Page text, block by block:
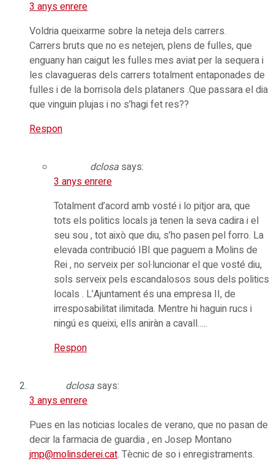
3 anys enrere
Voldria queixarme sobre la neteja dels carrers.
Carrers bruts que no es netejen, plens de fulles, que
enguany han caigut les fulles mes aviat per la sequera i
les clavagueras dels carrers totalment entaponades de
fulles i de la borrisola dels plataners .Que passara el dia
que vinguin plujas i no s’hagi fet res??
Respon
dclosa says:
3 anys enrere
Totalment d’acord amb vosté i lo pitjor ara, que
tots els politics locals ja tenen la seva cadira i el
seu sou , tot això que diu, s’ho pasen pel forro. La
elevada contribució IBI que paguem a Molins de
Rei , no serveix per sol·luncionar el que vosté diu,
sols serveix pels escandalosos sous dels politics
locals . L’Ajuntament és una empresa II, de
irresposabilitat ilimitada. Mentre hi haguin rucs i
ningú es queixi, ells aniràn a cavall…..
Respon
dclosa says:
3 anys enrere
Pues en las noticias locales de verano, que no pasan de
decir la farmacia de guardia , en Josep Montano
jmp@molinsderei.cat. Tècnic de so i enregistraments.